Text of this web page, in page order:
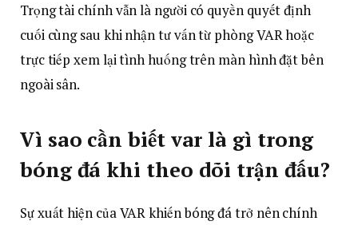
Trọng tài chính vẫn là người có quyền quyết định
cuối cùng sau khi nhận tư vấn từ phòng VAR hoặc
trực tiếp xem lại tình huống trên màn hình đặt bên
ngoài sân.
Vì sao cần biết var là gì trong
bóng đá khi theo dõi trận đấu?
Sự xuất hiện của VAR khiến bóng đá trở nên chính